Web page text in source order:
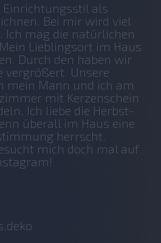
als
Bei mir wird viel
Ich mag die natürlichen
Lieblingsort im Haus
Durch den haben wir
vergrößert. Unsere
mein Mann und ich am
mit Kerzenschein
Ich liebe die Herbst-
überall im Haus eine
herrscht.
mich doch mal auf